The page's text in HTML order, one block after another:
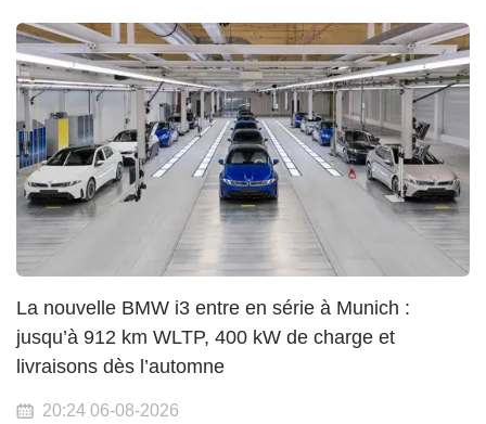
La nouvelle BMW i3 entre en série à Munich :
jusqu’à 912 km WLTP, 400 kW de charge et
livraisons dès l’automne
20:24 06-08-2026